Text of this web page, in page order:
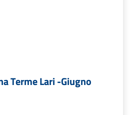
Terme Lari -Giugno